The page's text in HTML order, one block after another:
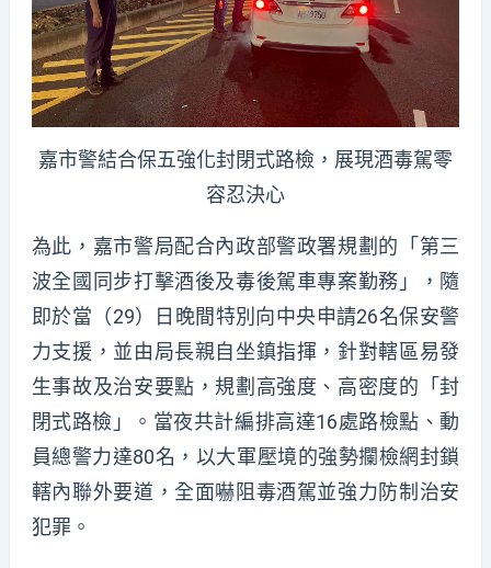
嘉市警結合保五強化封閉式路檢，展現酒毒駕零
容忍決心
為此，嘉市警局配合內政部警政署規劃的「第三
波全國同步打擊酒後及毒後駕車專案勤務」，隨
即於當（29）日晚間特別向中央申請26名保安警
力支援，並由局長親自坐鎮指揮，針對轄區易發
生事故及治安要點，規劃高強度、高密度的「封
閉式路檢」。當夜共計編排高達16處路檢點、動
員總警力達80名，以大軍壓境的強勢攔檢網封鎖
轄內聯外要道，全面嚇阻毒酒駕並強力防制治安
犯罪。